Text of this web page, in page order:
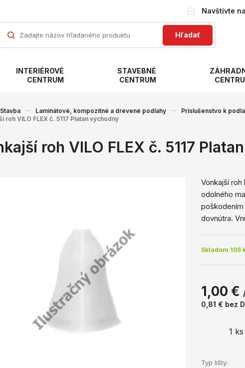
Navštívte
Hľadať
INTERIÉROVÉ
CENTRUM
STAVEBNÉ
CENTRUM
Stavba Laminátové, kompozitné a drevené podlahy Príslušenstvo k
roh VILO FLEX č. 5117 Platan východný
roh VILO FLEX č. 5117
Vonkajší
odolného
poškodením
dovnútra.
Skladom 105
1,00 €
0,81 € bez
1 ks
Typ lišty: